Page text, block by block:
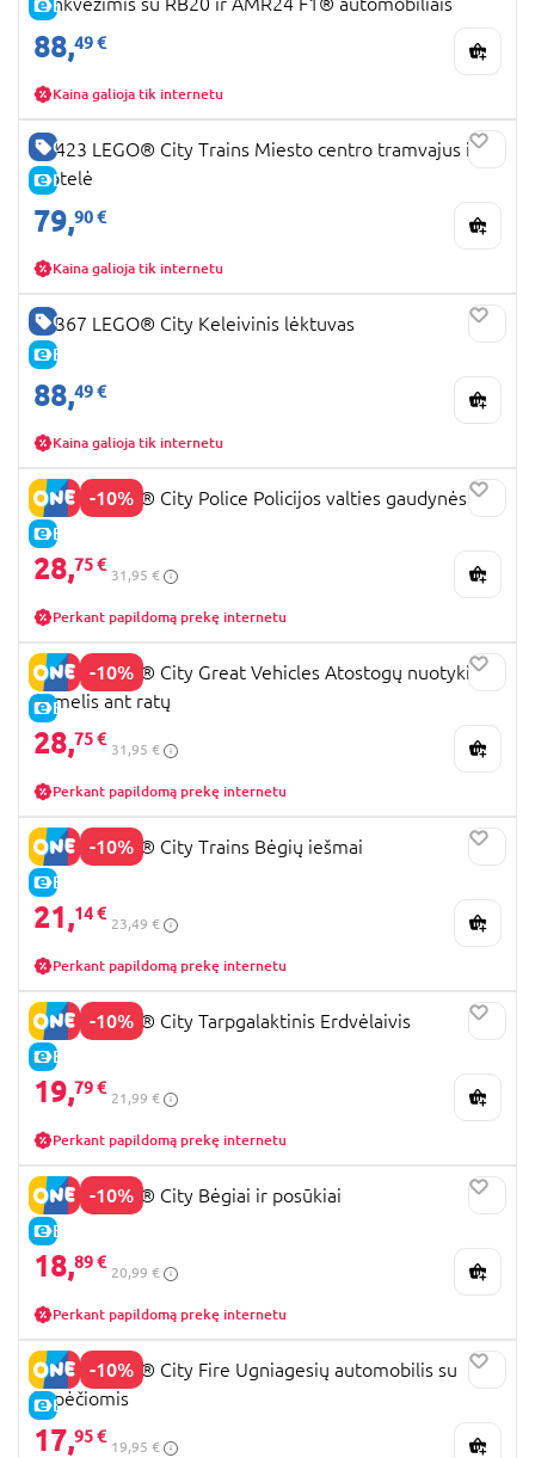
E-KAINA
88,49 €
Kaina galioja tik internetu
GERA KAINA
E-KAINA
60423 LEGO® City Trains Miesto centro tramvajus ir
stotelė
79,90 €
Kaina galioja tik internetu
GERA KAINA
E-KAINA
60367 LEGO® City Keleivinis lėktuvas
88,49 €
Kaina galioja tik internetu
-10%
E-KAINA
60456 LEGO® City Police Policijos valties gaudynės
28,75 €
31,95 €
Perkant papildomą prekę internetu
-10%
E-KAINA
60454 LEGO® City Great Vehicles Atostogų nuotykių
namelis ant ratų
28,75 €
31,95 €
Perkant papildomą prekę internetu
-10%
E-KAINA
60238 LEGO® City Trains Bėgių iešmai
21,14 €
23,49 €
Perkant papildomą prekę internetu
-10%
E-KAINA
60430 LEGO® City Tarpgalaktinis Erdvėlaivis
19,79 €
21,99 €
Perkant papildomą prekę internetu
-10%
E-KAINA
60205 LEGO® City Bėgiai ir posūkiai
18,89 €
20,99 €
Perkant papildomą prekę internetu
-10%
E-KAINA
60463 LEGO® City Fire Ugniagesių automobilis su
kopėčiomis
17,95 €
19,95 €